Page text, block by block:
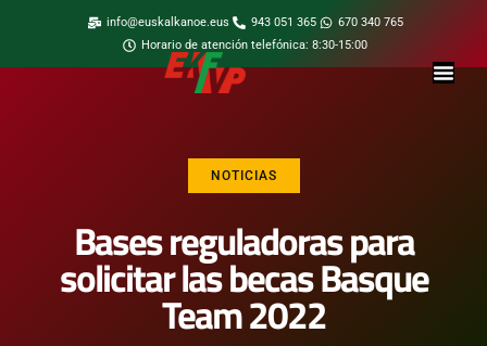
info@euskalkanoe.eus 943 051 365
670 340 765
Horario de atención telefónica: 8:30-15:00
NOTICIAS
Bases reguladoras para
solicitar las becas Basque
Team 2022